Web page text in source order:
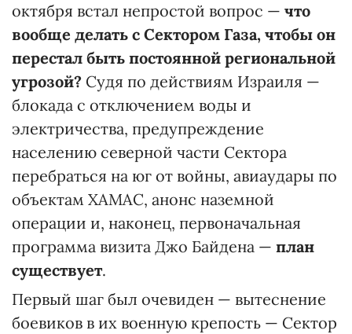
октября встал непростой вопрос — что
вообще делать с Сектором Газа, чтобы он
перестал быть постоянной региональной
угрозой? Судя по действиям Израиля —
блокада с отключением воды и
электричества, предупреждение
населению северной части Сектора
перебраться на юг от войны, авиаудары по
объектам ХАМАС, анонс наземной
операции и, наконец, первоначальная
программа визита Джо Байдена — план
существует.
Первый шаг был очевиден — вытеснение
боевиков в их военную крепость — Сектор